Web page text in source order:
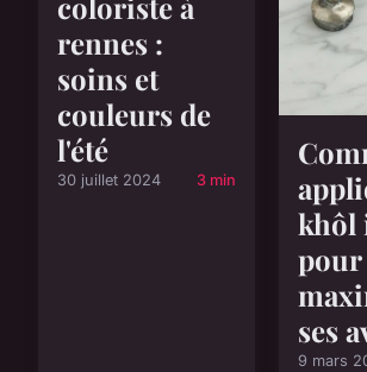
rennes :
soins et
couleurs de
l'été
30 juillet 2024 3 min
khôl
pour
ses
9 mars